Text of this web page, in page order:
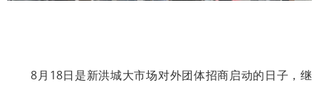
8月18日是新洪城大市场对外团体招商启动的日子，继